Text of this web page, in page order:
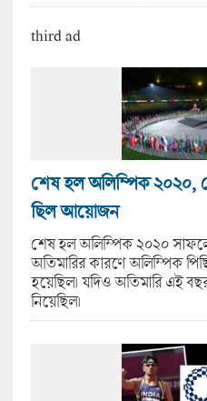
third ad
শেষ হল অলিম্পিক ২০২০,
ছিল আয়োজন
শেষ হল অলিম্পিক ২০২০
অতিমারির কারণে অলিম্পিক
হয়েছিল। যদিও অতিমারি এই
নিয়েছিল।